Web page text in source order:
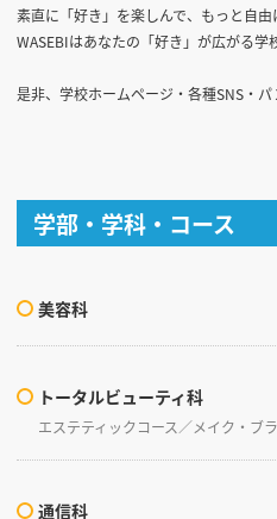
素直に「好き」を楽しんで、もっと自由
WASEBIはあなたの「好き」が広がる学
是非、学校ホームページ・各種SNS・パ
学部・学科・コース
美容科
トータルビューティ科
エステティックコース／メイク・ブ
通信科